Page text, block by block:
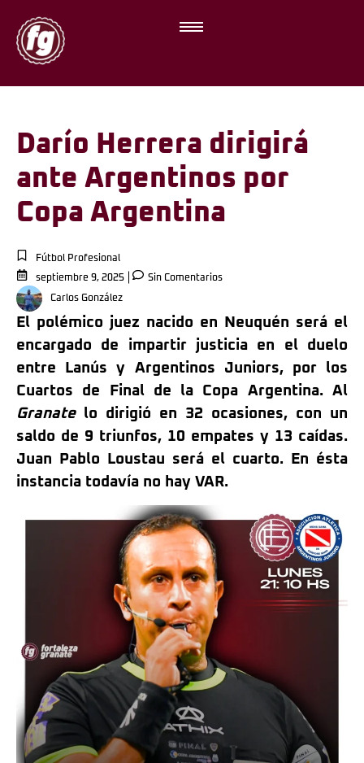
Darío Herrera dirigirá
ante Argentinos por
Copa Argentina
Fútbol Profesional
septiembre 9, 2025
Sin Comentarios
Carlos González
El polémico juez nacido en Neuquén será el
encargado de impartir justicia en el duelo
entre Lanús y Argentinos Juniors, por los
Cuartos de Final de la Copa Argentina. Al
Granatelo dirigió en 32 ocasiones, con un
saldo de 9 triunfos, 10 empates y 13 caídas.
Juan Pablo Loustau será el cuarto. En ésta
instancia todavía no hay VAR.